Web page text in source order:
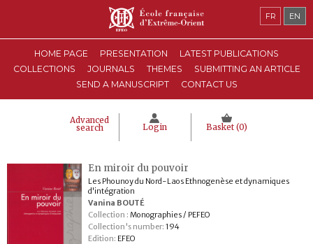
HOME PAGE PRESENTATION
LATEST PUBLICATIONS
COLLECTIONS
JOURNALS THEMES
SUBMITTING AN ARTICLE
SEND A MANUSCRIPT
CONTACT US
Advanced
search Login Basket (0)
FR EN
En miroir du pouvoir
Les Phounoy du Nord-Laos Ethnogenèse et dynamiques
d'intégration
Vanina BOUTÉ
Collection : Monographies / PEFEO
Collection's number: 194
Edition: EFEO